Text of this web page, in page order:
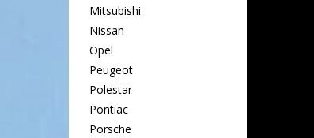
Mitsubishi
Nissan
Opel
Peugeot
Polestar
Pontiac
Porsche